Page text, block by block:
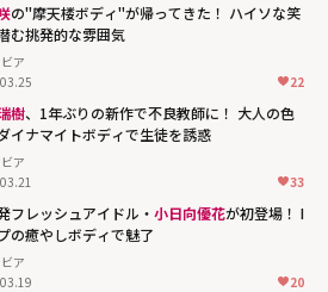
の"摩天楼ボディ"が帰ってきた！ ハイソな笑
む挑発的な雰囲気
ア
22
樹、1年ぶりの新作で不良教師に！ 大人の色
イナマイトボディで生徒を誘惑
ア
33
フレッシュアイドル・ 小日向優花が初登場！ I
の癒やしボディで魅了
ア
20